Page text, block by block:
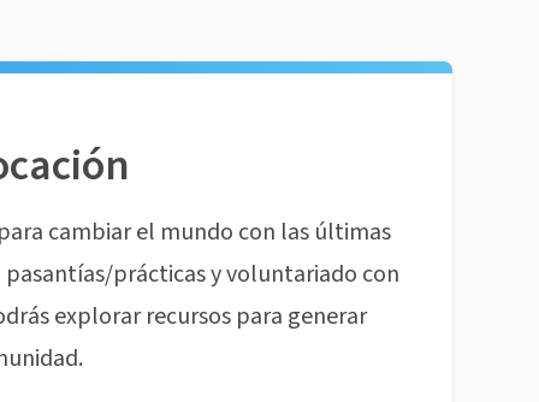
cambiar el mundo con las últimas
prácticas y voluntariado con
explorar recursos para generar